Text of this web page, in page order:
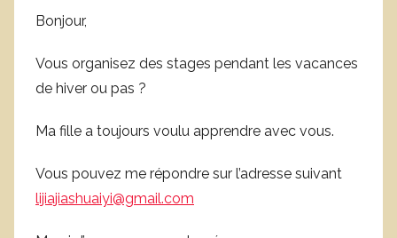
Bonjour,
Vous organisez des stages pendant les vacances
de hiver ou pas ?
Ma fille a toujours voulu apprendre avec vous.
Vous pouvez me répondre sur l’adresse suivant
lijiajiashuaiyi@gmail.com